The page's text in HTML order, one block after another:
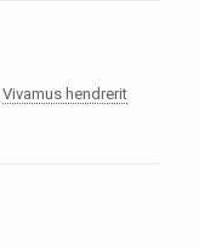
Vivamus hendrerit